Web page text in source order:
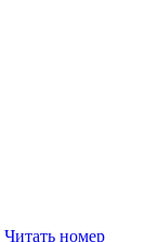
Читать номер